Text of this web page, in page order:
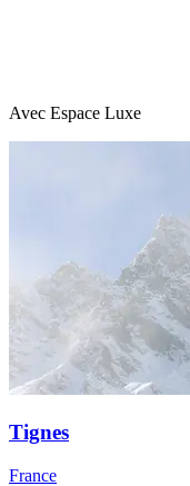
Avec Espace Luxe
Tignes
France